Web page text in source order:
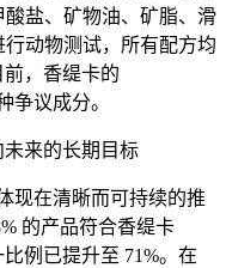
盐、矿物油、矿脂、滑
动物测试，所有配方均
，香缇卡的
争议成分。
来的长期目标
现在清晰而可持续的推
的产品符合香缇卡
例已提升至 71%。在